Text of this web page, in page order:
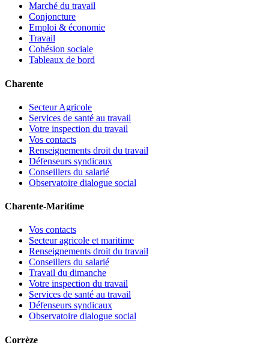
Marché du travail
Conjoncture
Emploi & économie
Travail
Cohésion sociale
Tableaux de bord
Charente
Secteur Agricole
Services de santé au travail
Votre inspection du travail
Vos contacts
Renseignements droit du travail
Défenseurs syndicaux
Conseillers du salarié
Observatoire dialogue social
Charente-Maritime
Vos contacts
Secteur agricole et maritime
Renseignements droit du travail
Conseillers du salarié
Travail du dimanche
Votre inspection du travail
Services de santé au travail
Défenseurs syndicaux
Observatoire dialogue social
Corrèze